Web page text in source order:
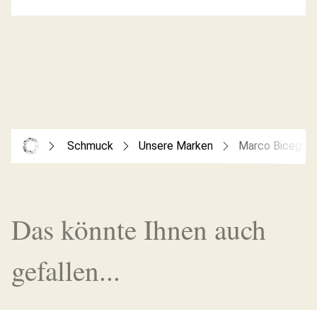
Schmuck Unsere Marken Marco Bicego
Das könnte Ihnen auch
gefallen...